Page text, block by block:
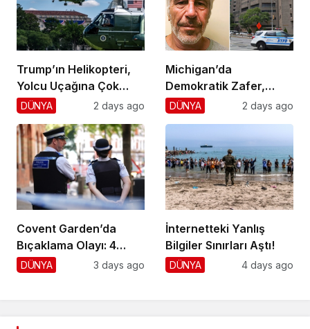
Trump’ın Helikopteri,
Yolcu Uçağına Çok
Yaklaştı!
DÜNYA 2 days ago
Michigan’da
Demokratik Zafer,
Cumhuriyetçilere
DÜNYA 2 days ago
Covent Garden’da
Bıçaklama Olayı: 4
Yaralı, 1 Gözaltı
DÜNYA 3 days ago
İnternetteki Yanlış
Bilgiler Sınırları Aştı!
DÜNYA 4 days ago